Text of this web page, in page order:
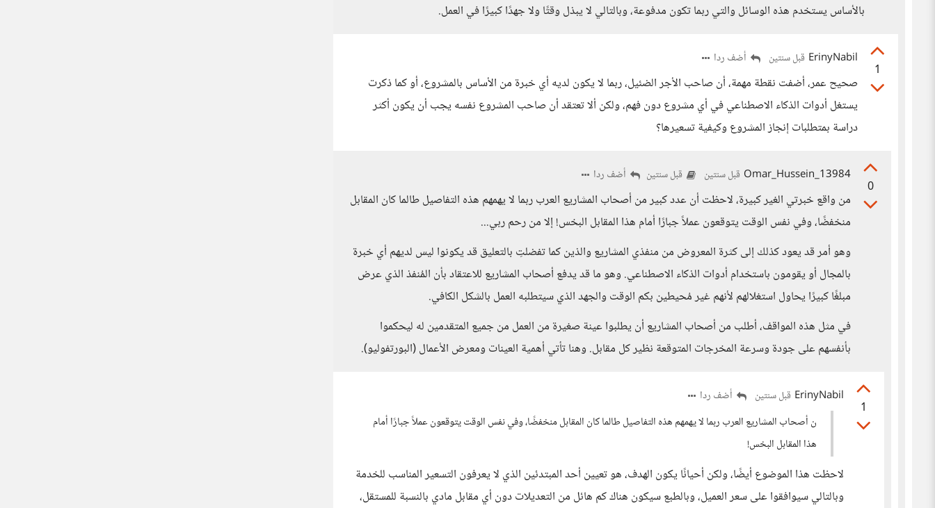
بالأساس يستخدم هذه الوسائل والتي ربما تكون مدفوعة، وبالتالي لا يبذل وقتًا ولا جهدًا كبيرًا في العمل.
1
ErinyNabil قبل سنتين أضف ردا
صحيح عمر، أضفت نقطة مهمة، أن صاحب الأجر الضئيل، ربما لا يكون لديه أي خبرة من الأساس بالمشروع، أو كما ذكرت
يستغل أدوات الذكاء الاصطناعي في أي مشروع دون فهم، ولكن ألا تعتقد أن صاحب المشروع نفسه يجب أن يكون أكثر
دراسة بمتطلبات إنجاز المشروع وكيفية تسعيرها؟
0
Omar_Hussein_13984 قبل سنتين قبل سنتين أضف ردا
من واقع خبرتي الغير كبيرة، لاحظت أن عدد كبير من أصحاب المشاريع العرب ربما لا يهمهم هذه التفاصيل طالما كان المقابل
منخفضًا، وفي نفس الوقت يتوقعون عملاً جبارًا أمام هذا المقابل البخس! إلا من رحم ربي...
وهو أمر قد يعود كذلك إلى كثرة المعروض من منفذي المشاريع والذين كما تفضلتِ بالتعليق قد يكونوا ليس لديهم أي خبرة
بالمجال أو يقومون باستخدام أدوات الذكاء الاصطناعي. وهو ما قد يدفع أصحاب المشاريع للاعتقاد بأن المُنفذ الذي عرض
مبلغًا كبيرًا يحاول استغلالهم لأنهم غير مُحيطين بكم الوقت والجهد الذي سيتطلبه العمل بالشكل الكافي.
في مثل هذه المواقف، أطلب من أصحاب المشاريع أن يطلبوا عينة صغيرة من العمل من جميع المتقدمين له ليحكموا
بأنفسهم على جودة وسرعة المخرجات المتوقعة نظير كل مقابل. وهنا تأتي أهمية العينات ومعرض الأعمال (البورتفوليو).
1
ErinyNabil قبل سنتين
أضف ردا
ن أصحاب المشاريع العرب ربما لا يهمهم هذه التفاصيل طالما كان المقابل منخفضًا، وفي نفس الوقت يتوقعون عملاً جبارًا أمام
هذا المقابل البخس!
لاحظت هذا الموضوع أيضًا، ولكن أحيانًا يكون الهدف، هو تعيين أحد المبتدئين الذي لا يعرفون التسعير المناسب للخدمة
وبالتالي سيوافقوا على سعر العميل، وبالطبع سيكون هناك كم هائل من التعديلات دون أي مقابل مادي بالنسبة للمستقل،